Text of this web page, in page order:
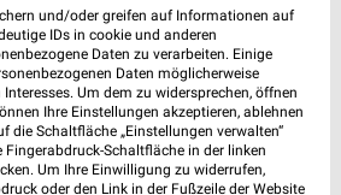
4 L020
- 20:00 Uhr | Geöffnet
• Angebote: 4 Prospekte
und/oder greifen auf Informationen auf
IDs in cookie und anderen
Daten zu verarbeiten. Einige
Daten möglicherweise
Um dem zu widersprechen, öffnen
Ihre Einstellungen akzeptieren, ablehnen
die Schaltfläche „Einstellungen verwalten“
Fingerabdruck-Schaltfläche in der linken
Um Ihre Einwilligung zu widerrufen,
oder den Link in der Fußzeile der Website